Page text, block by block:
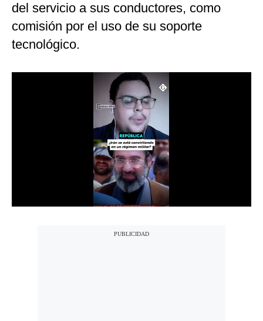
Mix
G de Gestión
Notas Contratadas
del servicio a sus conductores, como
comisión por el uso de su soporte
tecnológico.